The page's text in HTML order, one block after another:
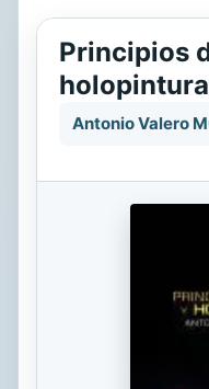
Principios
holopintura
Antonio Valero